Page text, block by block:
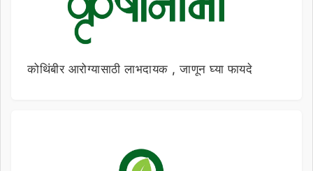
कोथिंबीर आरोग्यासाठी लाभदायक , जाणून घ्या फायदे